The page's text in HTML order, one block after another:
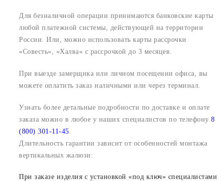
Для безналичной операции принимаются банковские карты
любой платежной системы, действующей на территории
России. Или, можно использовать карты рассрочки
«Совесть», «Халва» с рассрочкой до 3 месяцев.
При выезде замерщика или личном посещении офиса, вы
можете оплатить заказ наличными или через терминал.
Узнать более детальные подробности по доставке и оплате
заказа можно в любое у наших специалистов по телефону 8
(800) 301-11-45
Длительность гарантии зависит от особенностей монтажа
вертикальных жалюзи:
При заказе изделия с установкой «под ключ» специалистами